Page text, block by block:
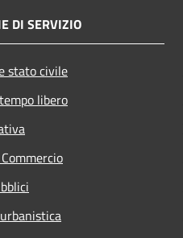
DI SERVIZIO
stato civile
libero